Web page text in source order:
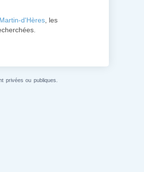
d'Hères, les
privées ou publiques.